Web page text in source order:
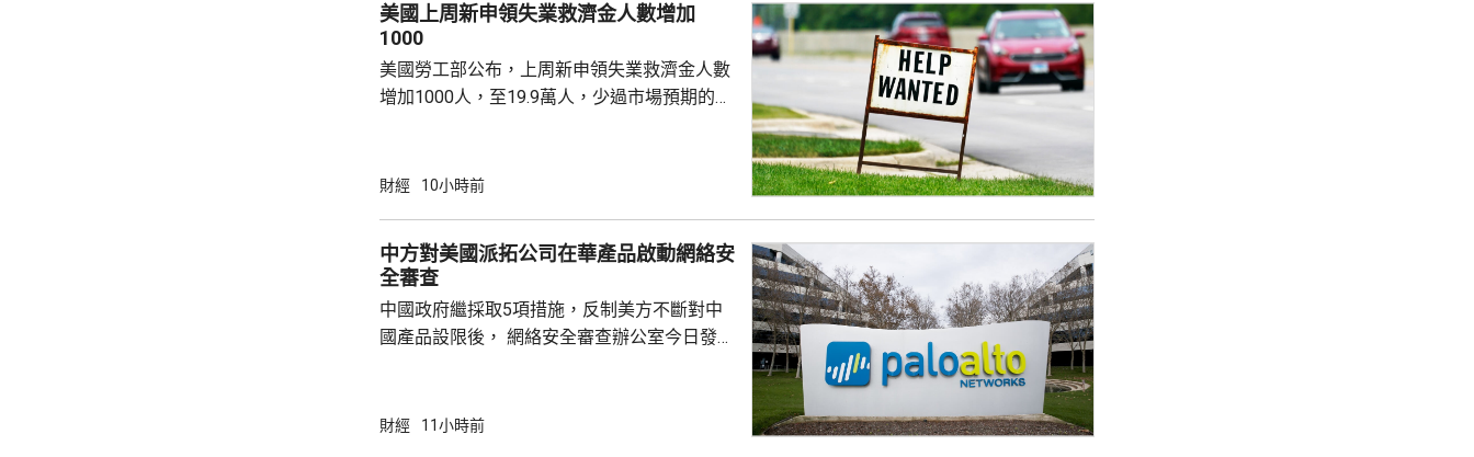
美國上周新申領失業救濟金人數增加
1000
美國勞工部公布，上周新申領失業救濟金人數
增加1000人，至19.9萬人，少過市場預期的
19.8萬。
財經 10小時前
中方對美國派拓公司在華產品啟動網絡安
全審查
中國政府繼採取5項措施，反制美方不斷對中
國產品設限後， 網絡安全審查辦公室今日發公
公告指，為保障關鍵信息基礎設施安全穩定運
財經 11小時前